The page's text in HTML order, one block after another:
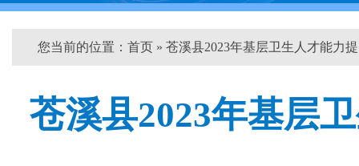
您当前的位置： 首页 » 苍溪县2023年基层卫生人才能力
苍溪县2023年基层